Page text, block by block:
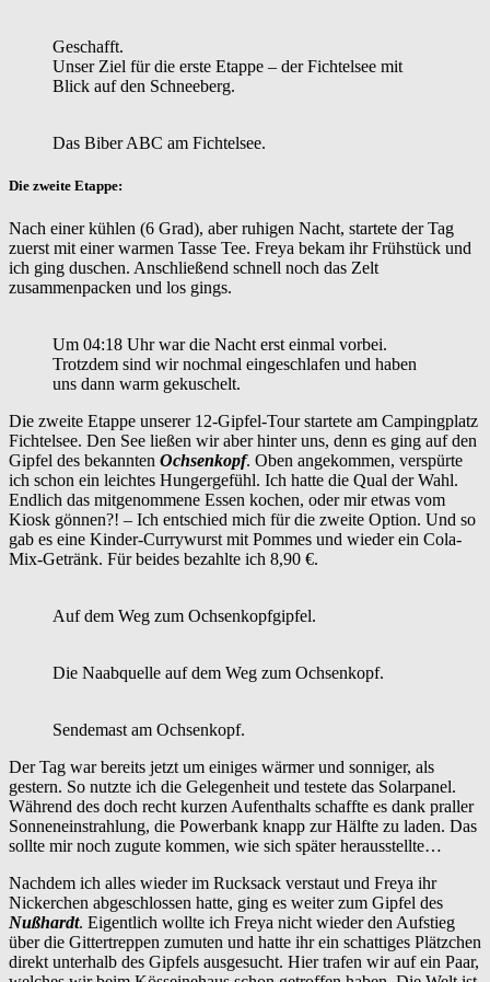
Geschafft.
Unser Ziel für die erste Etappe – der Fichtelsee mit
Blick auf den Schneeberg.
Das Biber ABC am Fichtelsee.
Die zweite Etappe:
Nach einer kühlen (6 Grad), aber ruhigen Nacht, startete der Tag
zuerst mit einer warmen Tasse Tee. Freya bekam ihr Frühstück und
ich ging duschen. Anschließend schnell noch das Zelt
zusammenpacken und los gings.
Um 04:18 Uhr war die Nacht erst einmal vorbei.
Trotzdem sind wir nochmal eingeschlafen und haben
uns dann warm gekuschelt.
Die zweite Etappe unserer 12-Gipfel-Tour startete am Campingplatz
Fichtelsee. Den See ließen wir aber hinter uns, denn es ging auf den
Gipfel des bekannten Ochsenkopf. Oben angekommen, verspürte
ich schon ein leichtes Hungergefühl. Ich hatte die Qual der Wahl.
Endlich das mitgenommene Essen kochen, oder mir etwas vom
Kiosk gönnen?! – Ich entschied mich für die zweite Option. Und so
gab es eine Kinder-Currywurst mit Pommes und wieder ein Cola-
Mix-Getränk. Für beides bezahlte ich 8,90 €.
Auf dem Weg zum Ochsenkopfgipfel.
Die Naabquelle auf dem Weg zum Ochsenkopf.
Sendemast am Ochsenkopf.
Der Tag war bereits jetzt um einiges wärmer und sonniger, als
gestern. So nutzte ich die Gelegenheit und testete das Solarpanel.
Während des doch recht kurzen Aufenthalts schaffte es dank praller
Sonneneinstrahlung, die Powerbank knapp zur Hälfte zu laden. Das
sollte mir noch zugute kommen, wie sich später herausstellte…
Nachdem ich alles wieder im Rucksack verstaut und Freya ihr
Nickerchen abgeschlossen hatte, ging es weiter zum Gipfel des
Nußhardt. Eigentlich wollte ich Freya nicht wieder den Aufstieg
über die Gittertreppen zumuten und hatte ihr ein schattiges Plätzchen
direkt unterhalb des Gipfels ausgesucht. Hier trafen wir auf ein Paar,